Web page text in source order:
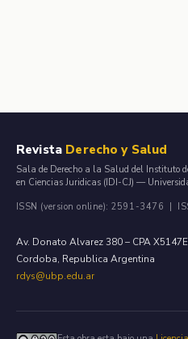
Revista Derecho y Salud
Sala de Derecho a la Salud del Instituto
en Ciencias Juridicas (IDI-CJ) —
ISSN (version online): 2591-3476 |
Av. Donato Alvarez 380 – CPA
Cordoba, Republica Argentina
rdys@ubp.edu.ar